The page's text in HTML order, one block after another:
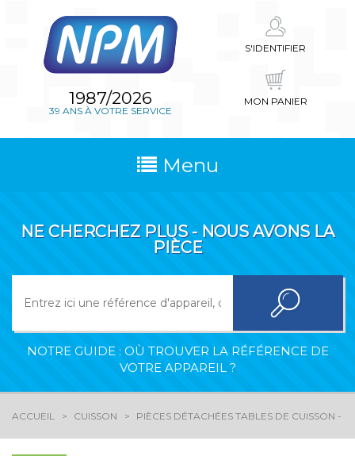
1987/2026
39 ANS À VOTRE SERVICE
S'IDENTIFIER
MON PANIER
Menu
NE CHERCHEZ PLUS - NOUS AVONS LA
PIÈCE
NOTRE GUIDE : OÙ TROUVER LA RÉFÉRENCE DE
VOTRE APPAREIL ?
ACCUEIL CUISSON PIÈCES DÉTACHÉES TABLES DE CUISSON -